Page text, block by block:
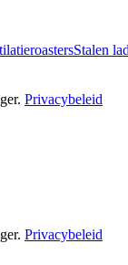
Stalen
Privacybeleid
Privacybeleid